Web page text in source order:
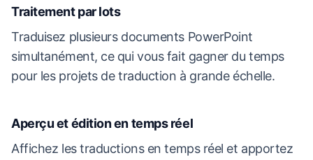
Traitement par lots
Traduisez plusieurs documents PowerPoint
simultanément, ce qui vous fait gagner du temps
pour les projets de traduction à grande échelle.
Aperçu et édition en temps réel
Affichez les traductions en temps réel et apportez